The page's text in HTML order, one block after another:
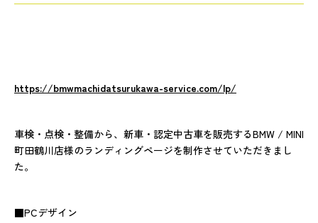
https://bmwmachidatsurukawa-service.com/lp/
車検・点検・整備から、新車・認定中古車を販売するBMW / MINI
町田鶴川店様のランディングページを制作させていただきまし
た。
■PCデザイン